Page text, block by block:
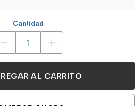
Cantidad
AL CARRITO